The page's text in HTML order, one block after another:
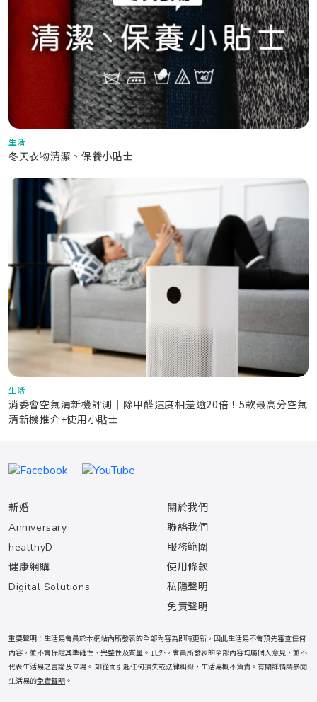
生活
冬天衣物清潔、保養小貼士
生活
消委會空氣清新機評測｜除甲醛速度相差逾20倍！5款最高分空氣
清新機推介+使用小貼士
新婚
Anniversary
healthyD
健康網購
Digital Solutions
關於我們
聯絡我們
服務範圍
使用條款
私隱聲明
免責聲明
重要聲明：生活易會員於本網站內所發表的全部內容為即時更新，因此生活易不會預先審查任何
內容，並不會保證其準確性、完整性及質量。 此外，會員所發表的全部內容均屬個人意見，並不
代表生活易之言論及立場。 如從而引起任何損失或法律糾紛，生活易概不負責。有關詳情請參閱
生活易的免責聲明 。